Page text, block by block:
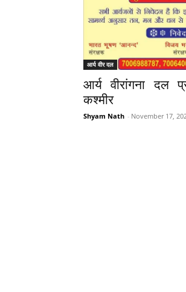
आर्य वीर दल
आर्य वीरांगना दल
कश्मीर
Shyam Nath - November 17,